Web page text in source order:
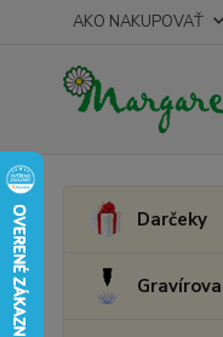
AKO NAKUPOVAŤ
Darčeky